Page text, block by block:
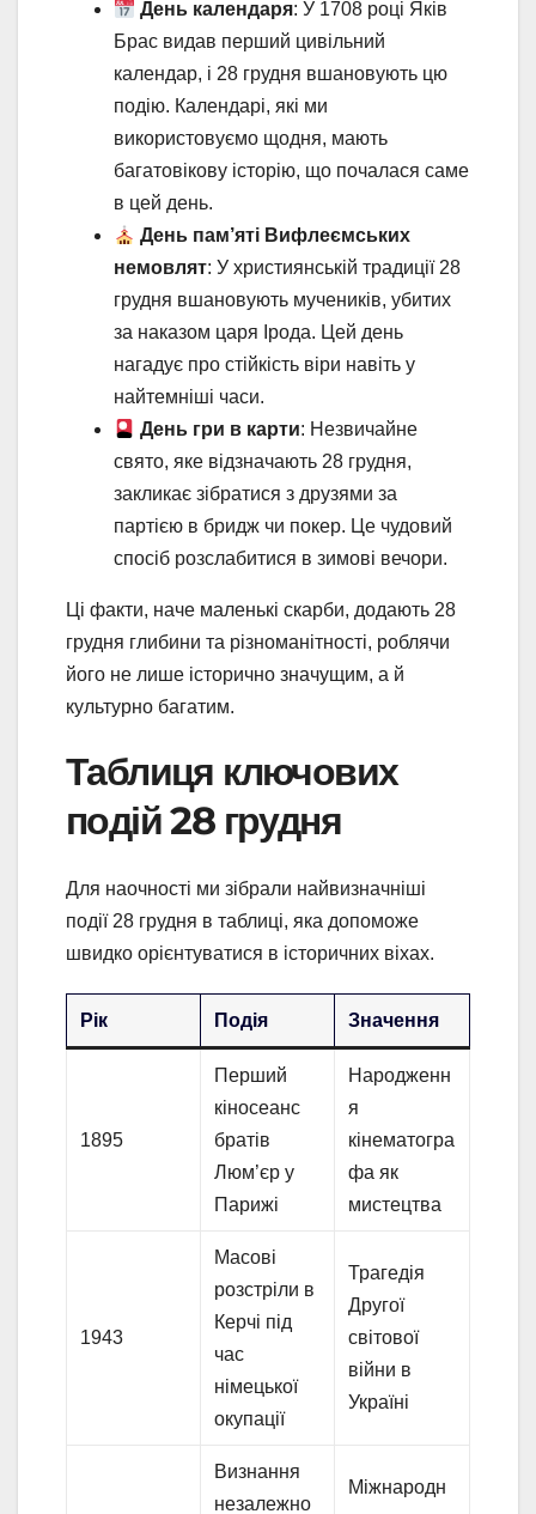
День календаря: У 1708 році Яків
Брас видав перший цивільний
календар, і 28 грудня вшановують цю
подію. Календарі, які ми
використовуємо щодня, мають
багатовікову історію, що почалася саме
в цей день.
День пам’яті Вифлеємських
немовлят: У християнській традиції 28
грудня вшановують мучеників, убитих
за наказом царя Ірода. Цей день
нагадує про стійкість віри навіть у
найтемніші часи.
День гри в карти: Незвичайне
свято, яке відзначають 28 грудня,
закликає зібратися з друзями за
партією в бридж чи покер. Це чудовий
спосіб розслабитися в зимові вечори.
Ці факти, наче маленькі скарби, додають 28
грудня глибини та різноманітності, роблячи
його не лише історично значущим, а й
культурно багатим.
Таблиця ключових
подій 28 грудня
Для наочності ми зібрали найвизначніші
події 28 грудня в таблиці, яка допоможе
швидко орієнтуватися в історичних віхах.
Рік Подія Значення
1895
Перший
кіносеанс
братів
Люм’єр у
Парижі
Народженн
я
кінематогра
фа як
мистецтва
1943
Масові
розстріли в
Керчі під
час
німецької
окупації
Трагедія
Другої
світової
війни в
Україні
Визнання
незалежно
Міжнародн